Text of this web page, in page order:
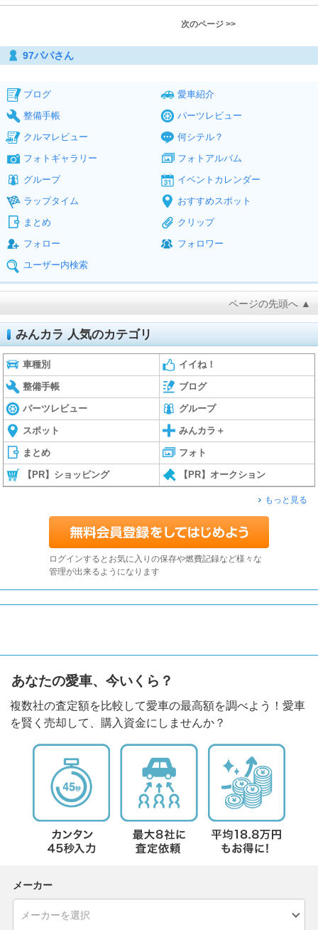
次のページ >>
97パパさん
ブログ
愛車紹介
整備手帳
パーツレビュー
クルマレビュー
何シテル？
フォトギャラリー
フォトアルバム
グループ
イベントカレンダー
ラップタイム
おすすめスポット
まとめ
クリップ
フォロー
フォロワー
ユーザー内検索
ページの先頭へ ▲
みんカラ 人気のカテゴリ
車種別 イイね！
整備手帳 ブログ
パーツレビュー グループ
スポット みんカラ＋
まとめ フォト
【PR】ショッピング 【PR】オークション
もっと見る
ログインするとお気に入りの保存や燃費記録など様々な
管理が出来るようになります
あなたの愛車、今いくら？
複数社の査定額を比較して愛車の最高額を調べよう！愛車
を賢く売却して、購入資金にしませんか？
メーカー